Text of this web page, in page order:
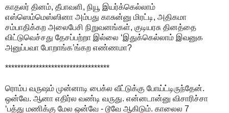
காதலர் தினம், தீபாவளி, நியூ இயர்க்கெல்லாம்
எஸ்ஸெம்மெஸ்ஸினா அம்பது காசுன்னு மிரட்டி, அதிகமா
சம்பாதிக்கற அலைபேசி நிறுவனங்கள், குடியரசு தினத்தை
விட்டுவெச்சது தேசப்பற்றா இல்லை ‘இதுக்கெல்லாம் இவனுக
அனுப்பவா போறாங்க’ங்கற எண்ணமா?
**********************************
ரொம்ப வருஷம் முன்னாடி பைக்ல வீட்டுக்கு போய்ட்டிருந்தேன்.
ஒன்வே. ஆனா எதிர்ல வண்டி வருது. என்னடான்னு விசாரிச்சா
‘பத்து மணிக்கு மேல ஒன்வே - டூவே ஆகிடும். காலைல 7